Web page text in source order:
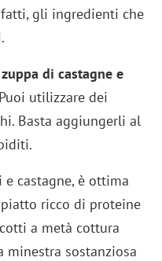
gli ingredienti che
zuppa di castagne e
utilizzare dei
Basta aggiungerli al
castagne, è ottima
ricco di proteine
a metà cottura
minestra sostanziosa